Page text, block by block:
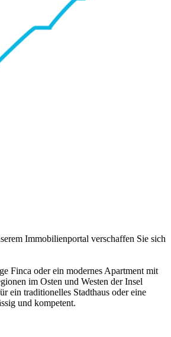
Immobilienportal verschaffen Sie sich
Finca oder ein modernes Apartment mit
im Osten und Westen der Insel
ein traditionelles Stadthaus oder eine
und kompetent.